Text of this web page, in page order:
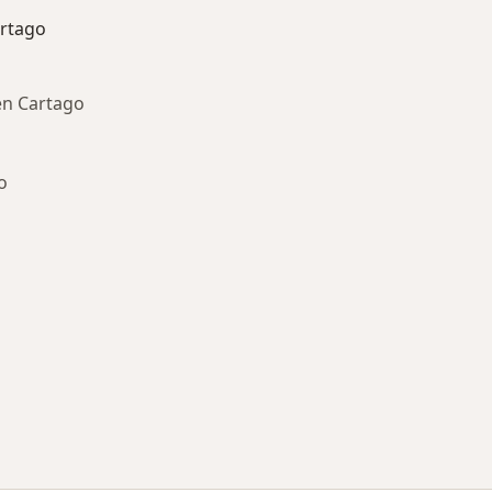
Cartago